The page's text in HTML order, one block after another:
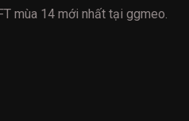
mùa 14 mới nhất tại ggmeo.